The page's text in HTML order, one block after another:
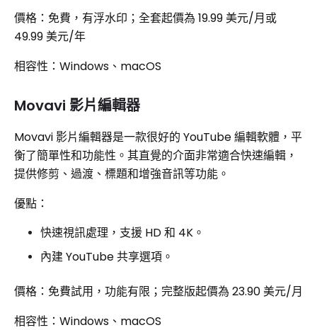
價格：免費，有浮水印；全套起價為 19.99 美元/月或
49.99 美元/年
相容性：Windows、macOS
Movavi 影片編輯器
Movavi 影片編輯器是一款很好的 YouTube 編輯軟體，平
衡了簡單性和功能性。其直覺的介面非常適合快速編輯，
提供修剪、過渡、標題和增強音訊等功能。
優點：
快速視訊處理，支援 HD 和 4K。
內建 YouTube 共享選項。
價格：免費試用，功能有限；完整版起價為 23.90 美元/月
相容性：Windows、macOS